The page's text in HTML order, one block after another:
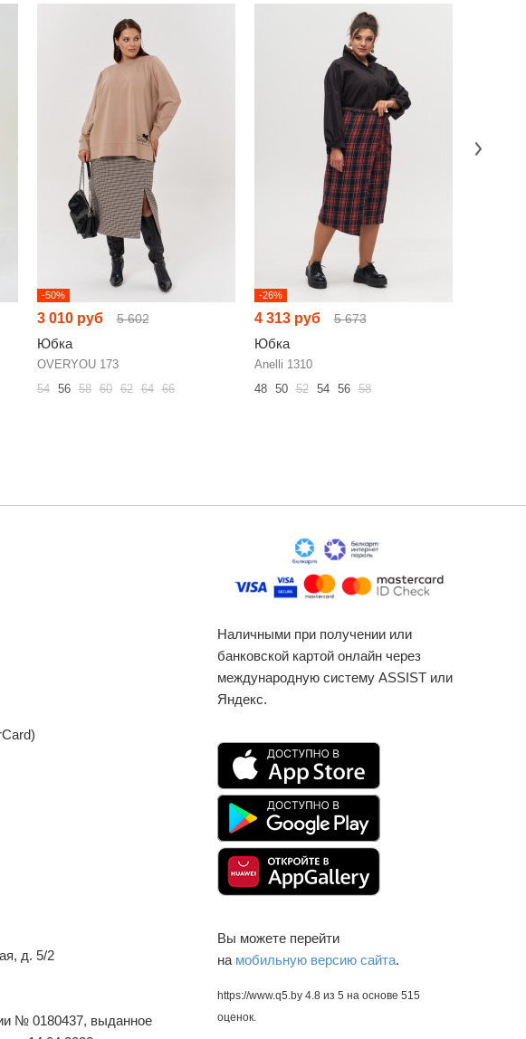
-50%
3 010 руб 5 602
Юбка
OVERYOU 173
54
56 58 60 62 64 66
-26%
4 313 руб 5 673
Юбка
Anelli 1310
48
50 52 54 56 58
д. 5/2
№ 0180437, выданное
Наличными при получении или
банковской картой онлайн через
международную систему ASSIST или
Яндекс.
Вы можете перейти
на мобильную версию сайта.
https://www.q5.by 4.8 из 5 на основе 515
оценок.